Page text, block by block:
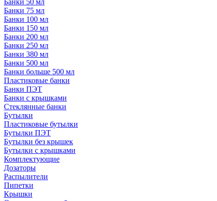
Банки 50 мл
Банки 75 мл
Банки 100 мл
Банки 150 мл
Банки 200 мл
Банки 250 мл
Банки 380 мл
Банки 500 мл
Банки больше 500 мл
Пластиковые банки
Банки ПЭТ
Банки с крышками
Стеклянные банки
Бутылки
Пластиковые бутылки
Бутылки ПЭТ
Бутылки без крышек
Бутылки с крышками
Комплектующие
Дозаторы
Распылители
Пипетки
Крышки